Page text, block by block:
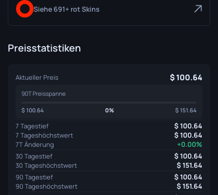
Siehe 691+ rot Skins
Preisstatistiken
Aktueller Preis 100.64
90T Preisspanne
100.64 0% 151.64
7 Tagestief 100.64
7 Tageshöchstwert 100.64
7T Änderung +0.00%
30 Tagestief 100.64
30 Tageshöchstwert 151.64
90 Tagestief 100.64
90 Tageshöchstwert
151.64